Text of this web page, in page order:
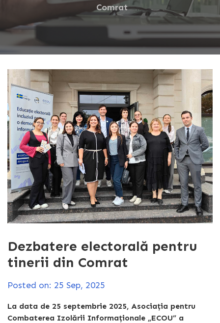
Comrat
Dezbatere electorală pentru
tinerii din Comrat
Posted on: 25 Sep, 2025
La data de 25 septembrie 2025, Asociația pentru
Combaterea Izolării Informaționale „ECOU” a